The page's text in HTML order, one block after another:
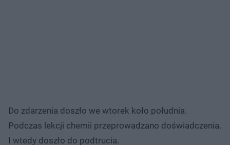
Do zdarzenia doszło we wtorek koło południa.
Podczas lekcji chemii przeprowadzano doświadczenia.
I wtedy doszło do podtrucia.